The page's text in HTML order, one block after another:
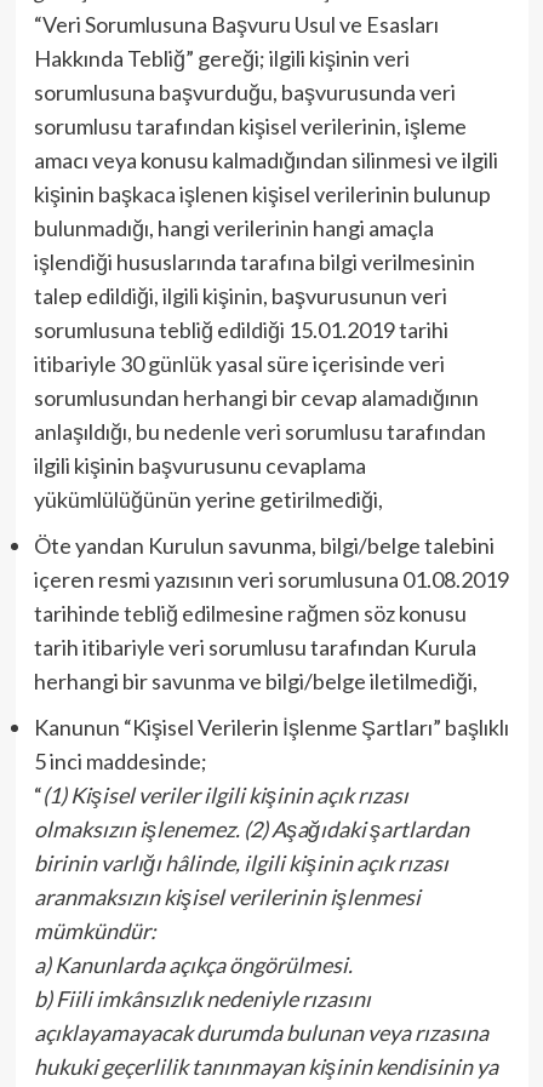
“Veri Sorumlusuna Başvuru Usul ve Esasları
Hakkında Tebliğ” gereği; ilgili kişinin veri
sorumlusuna başvurduğu, başvurusunda veri
sorumlusu tarafından kişisel verilerinin, işleme
amacı veya konusu kalmadığından silinmesi ve ilgili
kişinin başkaca işlenen kişisel verilerinin bulunup
bulunmadığı, hangi verilerinin hangi amaçla
işlendiği hususlarında tarafına bilgi verilmesinin
talep edildiği, ilgili kişinin, başvurusunun veri
sorumlusuna tebliğ edildiği 15.01.2019 tarihi
itibariyle 30 günlük yasal süre içerisinde veri
sorumlusundan herhangi bir cevap alamadığının
anlaşıldığı, bu nedenle veri sorumlusu tarafından
ilgili kişinin başvurusunu cevaplama
yükümlülüğünün yerine getirilmediği,
Öte yandan Kurulun savunma, bilgi/belge talebini
içeren resmi yazısının veri sorumlusuna 01.08.2019
tarihinde tebliğ edilmesine rağmen söz konusu
tarih itibariyle veri sorumlusu tarafından Kurula
herhangi bir savunma ve bilgi/belge iletilmediği,
Kanunun “Kişisel Verilerin İşlenme Şartları” başlıklı
5 inci maddesinde;
“(1) Kişisel veriler ilgili kişinin açık rızası
olmaksızın işlenemez. (2) Aşağıdaki şartlardan
birinin varlığı hâlinde, ilgili kişinin açık rızası
aranmaksızın kişisel verilerinin işlenmesi
mümkündür:
a) Kanunlarda açıkça öngörülmesi.
b) Fiili imkânsızlık nedeniyle rızasını
açıklayamayacak durumda bulunan veya rızasına
hukuki geçerlilik tanınmayan kişinin kendisinin ya